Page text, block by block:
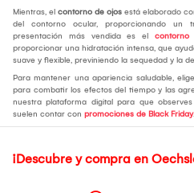
Mientras, el contorno de ojos está elaborado
del contorno ocular, proporcionando un
presentación más vendida es el contorno
proporcionar una hidratación intensa, que
suave y flexible, previniendo la sequedad y la
Para mantener una apariencia saludable,
para combatir los efectos del tiempo y las
nuestra plataforma digital para que
suelen contar con promociones de Black Friday.
¡Descubre y compra en